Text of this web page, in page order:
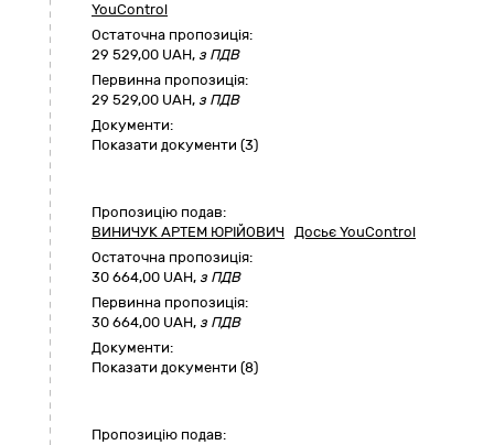
YouControl
Остаточна пропозиція:
29 529,00 UAH, з ПДВ
Первинна пропозиція:
29 529,00 UAH, з ПДВ
Документи:
Показати документи (3)
Пропозицію подав:
ВИНИЧУК АРТЕМ ЮРІЙОВИЧ Досьє YouControl
Остаточна пропозиція:
30 664,00 UAH, з ПДВ
Первинна пропозиція:
30 664,00 UAH, з ПДВ
Документи:
Показати документи (8)
Пропозицію подав: